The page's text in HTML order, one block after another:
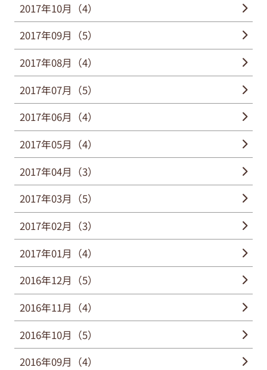
2017年10月（4）
2017年09月（5）
2017年08月（4）
2017年07月（5）
2017年06月（4）
2017年05月（4）
2017年04月（3）
2017年03月（5）
2017年02月（3）
2017年01月（4）
2016年12月（5）
2016年11月（4）
2016年10月（5）
2016年09月（4）